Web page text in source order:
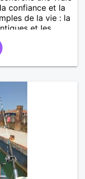
confiance et la
de la vie : la
et les
câlin et
de tendresse
finit parfois
Calédonie et
nous guider